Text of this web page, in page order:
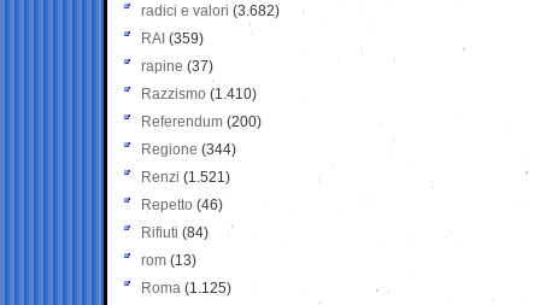
radici e valori (3.682)
RAI (359)
rapine (37)
Razzismo (1.410)
Referendum (200)
Regione (344)
Renzi (1.521)
Repetto (46)
Rifiuti (84)
rom (13)
Roma (1.125)